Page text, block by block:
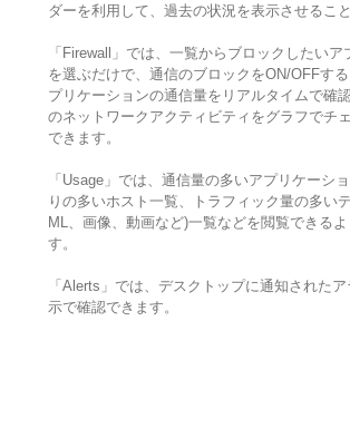
ダーを利用して、過去の状況を表示させること
「Firewall」では、一覧からブロックしたいア
を選ぶだけで、通信のブロックをON/OFFす
プリケーションの通信量をリアルタイムで確
のネットワークアクティビティをグラフでチ
できます。
「Usage」では、通信量の多いアプリケーシ
りの多いホスト一覧、トラフィック量の多い
ML、画像、動画など)一覧などを閲覧できる
す。
「Alerts」では、デスクトップに通知された
示で確認できます。